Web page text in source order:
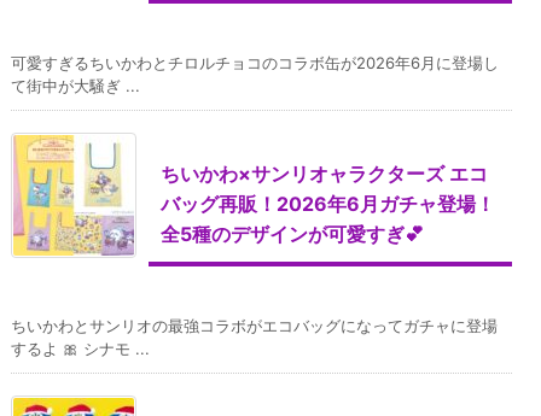
可愛すぎるちいかわとチロルチョコのコラボ缶が2026年6月に登場し
て街中が大騒ぎ ...
ちいかわ×サンリオャラクターズ エコ
バッグ再販！2026年6月ガチャ登場！
全5種のデザインが可愛すぎ💕
ちいかわとサンリオの最強コラボがエコバッグになってガチャに登場
するよ 🎀 シナモ ...